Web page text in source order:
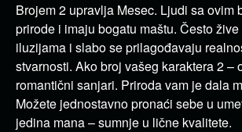
Brojem 2 upravlja Mesec. Ljudi sa ovim
prirode i imaju bogatu maštu. Često
iluzijama i slabo se prilagođavaju
stvarnosti. Ako broj vašeg karaktera 2 –
romantični sanjari. Priroda vam je dala
Možete jednostavno pronaći sebe u
jedina mana – sumnje u lične kvalitete.